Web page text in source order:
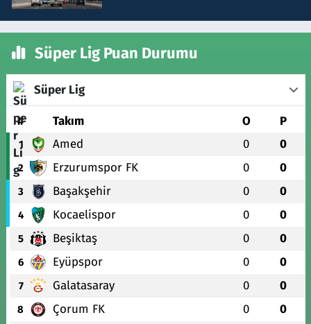
Süper Lig Puan Durumu
Süper Lig
# Takım O P
1 Amed 0 0
2 Erzurumspor FK 0 0
3 Başakşehir 0 0
4 Kocaelispor 0 0
5 Beşiktaş 0 0
6 Eyüpspor 0 0
7 Galatasaray 0 0
8 Çorum FK 0 0